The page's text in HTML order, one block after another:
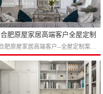
合肥原屋家居高端客户全屋定制